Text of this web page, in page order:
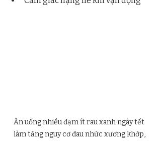
Ăn uống nhiều đạm ít rau xanh ngày tết
làm tăng nguy cơ đau nhức xương khớp,